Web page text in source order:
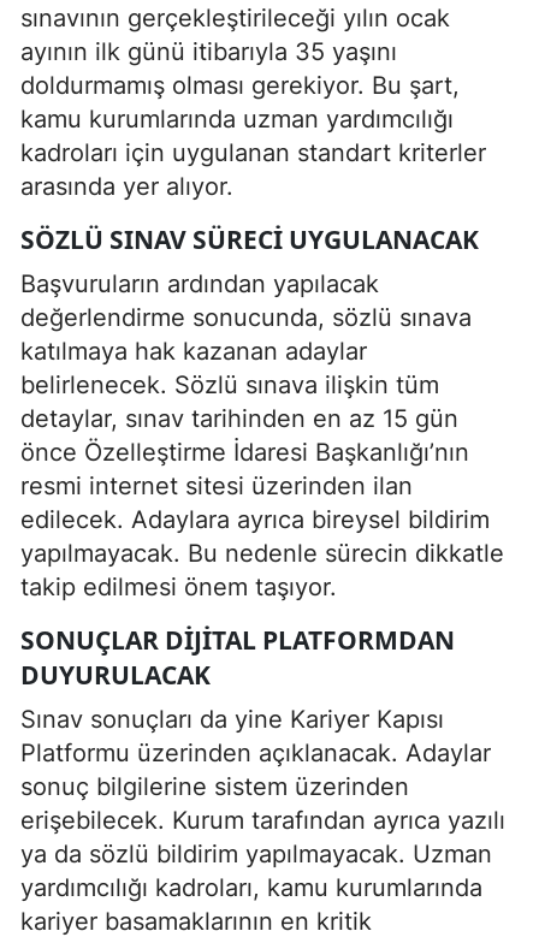
sınavının gerçekleştirileceği yılın ocak
ayının ilk günü itibarıyla 35 yaşını
doldurmamış olması gerekiyor. Bu şart,
kamu kurumlarında uzman yardımcılığı
kadroları için uygulanan standart kriterler
arasında yer alıyor.
SÖZLÜ SINAV SÜRECI UYGULANACAK
Başvuruların ardından yapılacak
değerlendirme sonucunda, sözlü sınava
katılmaya hak kazanan adaylar
belirlenecek. Sözlü sınava ilişkin tüm
detaylar, sınav tarihinden en az 15 gün
önce Özelleştirme İdaresi Başkanlığı’nın
resmi internet sitesi üzerinden ilan
edilecek. Adaylara ayrıca bireysel bildirim
yapılmayacak. Bu nedenle sürecin dikkatle
takip edilmesi önem taşıyor.
SONUÇLAR DIJITAL PLATFORMDAN
DUYURULACAK
Sınav sonuçları da yine Kariyer Kapısı
Platformu üzerinden açıklanacak. Adaylar
sonuç bilgilerine sistem üzerinden
erişebilecek. Kurum tarafından ayrıca yazılı
ya da sözlü bildirim yapılmayacak. Uzman
yardımcılığı kadroları, kamu kurumlarında
kariyer basamaklarının en kritik